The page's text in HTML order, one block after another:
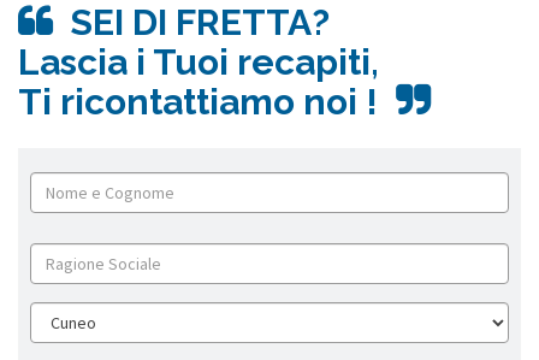
SEI DI FRETTA?
Lascia i Tuoi recapiti,
Ti ricontattiamo noi !